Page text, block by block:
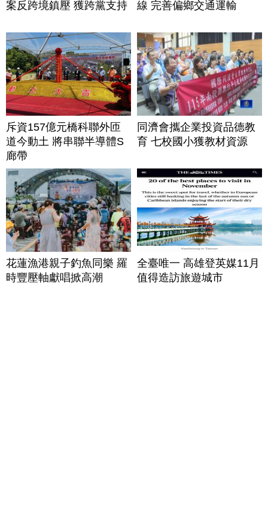
案反跨境鎮壓 獲跨黨支持
線 完善偏鄉交通運輸
斥資157億元橋科聯外匝
道今動土 將串聯半導體S
廊帶
同濟會攜企業投資品德教
育 七校國小獲教材資源
花蓮漁港親子釣魚同樂 羅
時豐壓軸獻唱掀高潮
全臺唯一 高雄登英媒11月
值得造訪旅遊城市